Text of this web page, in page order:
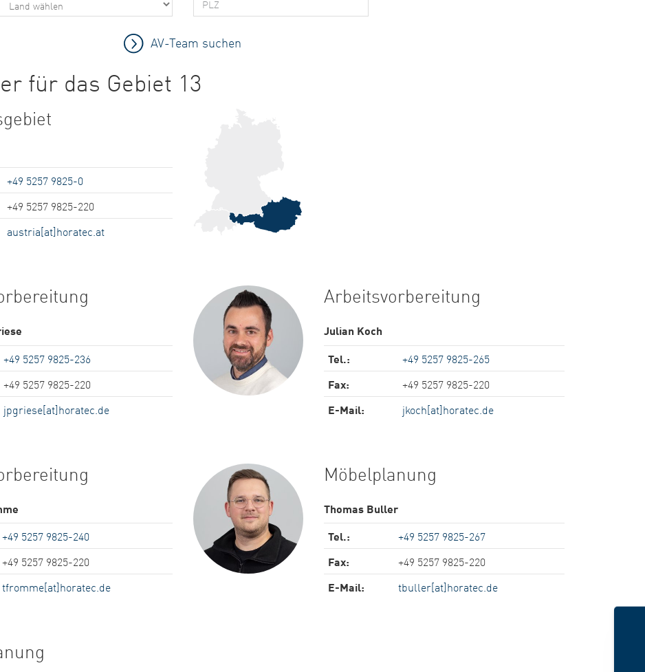
für das Gebiet 13
+49 5257 9825-0
+49 5257 9825-220
austria[at]horatec.at
+49 5257 9825-236
+49 5257 9825-220
jpgriese[at]horatec.de
Arbeitsvorbereitung
Julian Koch
Tel.:
+49 5257 9825-265
Fax:
+49 5257 9825-220
E-Mail:
jkoch[at]horatec.de
+49 5257 9825-240
+49 5257 9825-220
tfromme[at]horatec.de
Möbelplanung
Thomas Buller
Tel.:
+49 5257 9825-267
Fax:
+49 5257 9825-220
E-Mail:
tbuller[at]horatec.de